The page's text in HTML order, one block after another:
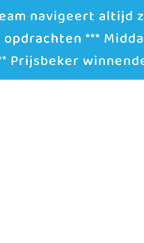
navigeert altijd
***
Prijsbeker